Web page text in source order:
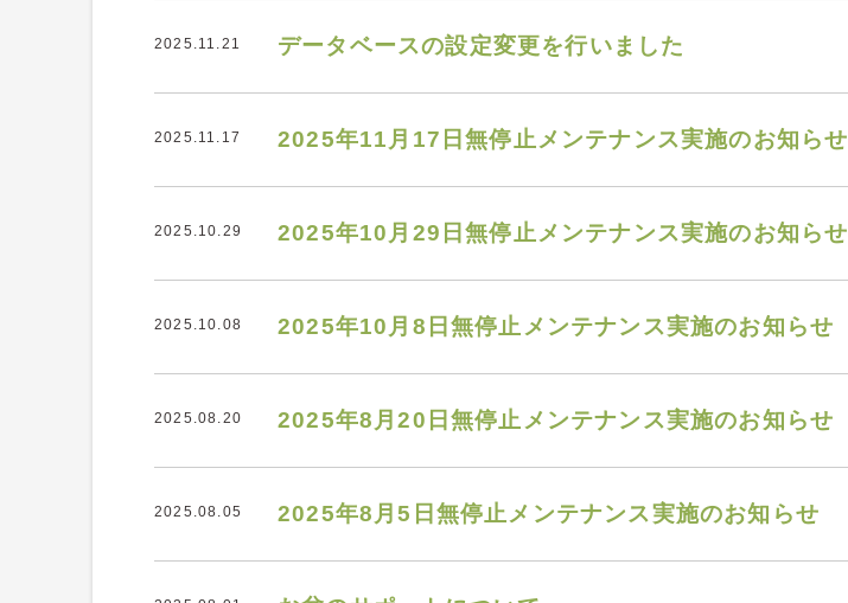
2025.11.21 データベースの設定変更を行いました
2025.11.17 2025年11月17日無停止メンテナンス実施のお知らせ
2025.10.29 2025年10月29日無停止メンテナンス実施のお知らせ
2025.10.08 2025年10月8日無停止メンテナンス実施のお知らせ
2025.08.20 2025年8月20日無停止メンテナンス実施のお知らせ
2025.08.05 2025年8月5日無停止メンテナンス実施のお知らせ